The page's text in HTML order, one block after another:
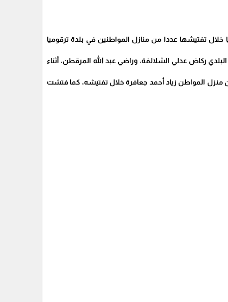
خلال تفتيشها عددا من منازل المواطنين في بلدة ترقوميا
ركاض عدلي الشلالفة، وراضي عبد الله المرقطن، أثناء
منزل المواطن زياد أحمد جعافرة خلال تفتيشه، كما فتشت